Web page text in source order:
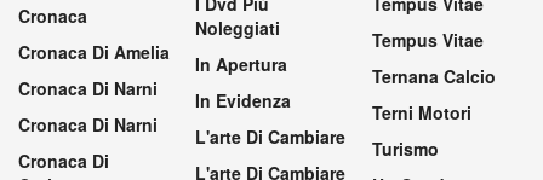
Cronaca
Cronaca Di Amelia
Cronaca Di Narni
Cronaca Di Narni
Cronaca Di
Noleggiati
In Apertura
In Evidenza
L'arte Di Cambiare
L'arte Di Cambiare
Tempus Vitae
Ternana Calcio
Terni Motori
Turismo